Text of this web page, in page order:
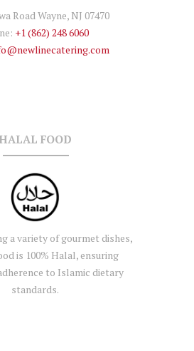
Road Wayne, NJ 07470
+1 (862) 248 6060
HALAL FOOD
a variety of gourmet dishes,
is 100% Halal, ensuring
to Islamic dietary
standards.